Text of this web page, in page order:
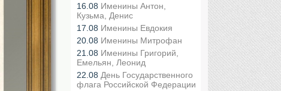
16.08 Именины Антон,
Кузьма, Денис
17.08 Именины Евдокия
20.08 Именины Митрофан
21.08 Именины Григорий,
Емельян, Леонид
22.08 День Государственного
флага Российской Федерации